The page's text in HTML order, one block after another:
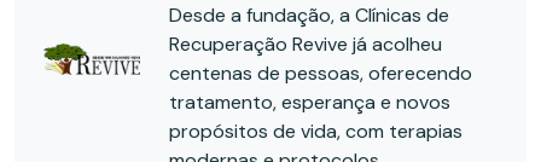
Desde a fundação, a Clínicas de
Recuperação Revive já acolheu
centenas de pessoas, oferecendo
tratamento, esperança e novos
propósitos de vida, com terapias